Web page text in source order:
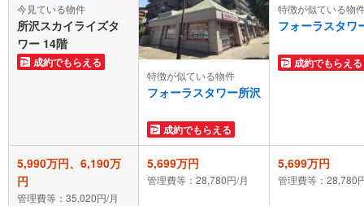
今見ている物件
所沢スカイライズタ
ワー 14階
成約でもらえる
特徴が似ている物件
フォーラスタワー所沢
成約でもらえる
特徴が似ている物
フォーラスタワ
成約でもらえる
5,990万円、6,190万
円
管理費等：35,020円/月
5,699万円
管理費等：28,780円/月
5,699万円
管理費等：28,780